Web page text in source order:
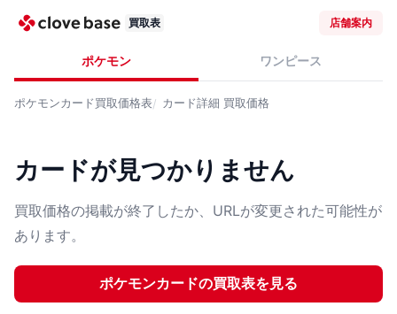
買取表 店舗案内
ポケモン ワンピース
ポケモンカード買取価格表 カード詳細 買取価格
カードが見つかりません
買取価格の掲載が終了したか、URLが変更された可能性が
あります。
ポケモンカードの買取表を見る